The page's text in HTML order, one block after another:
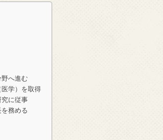
へ進む
学）を取得
に従事
務める